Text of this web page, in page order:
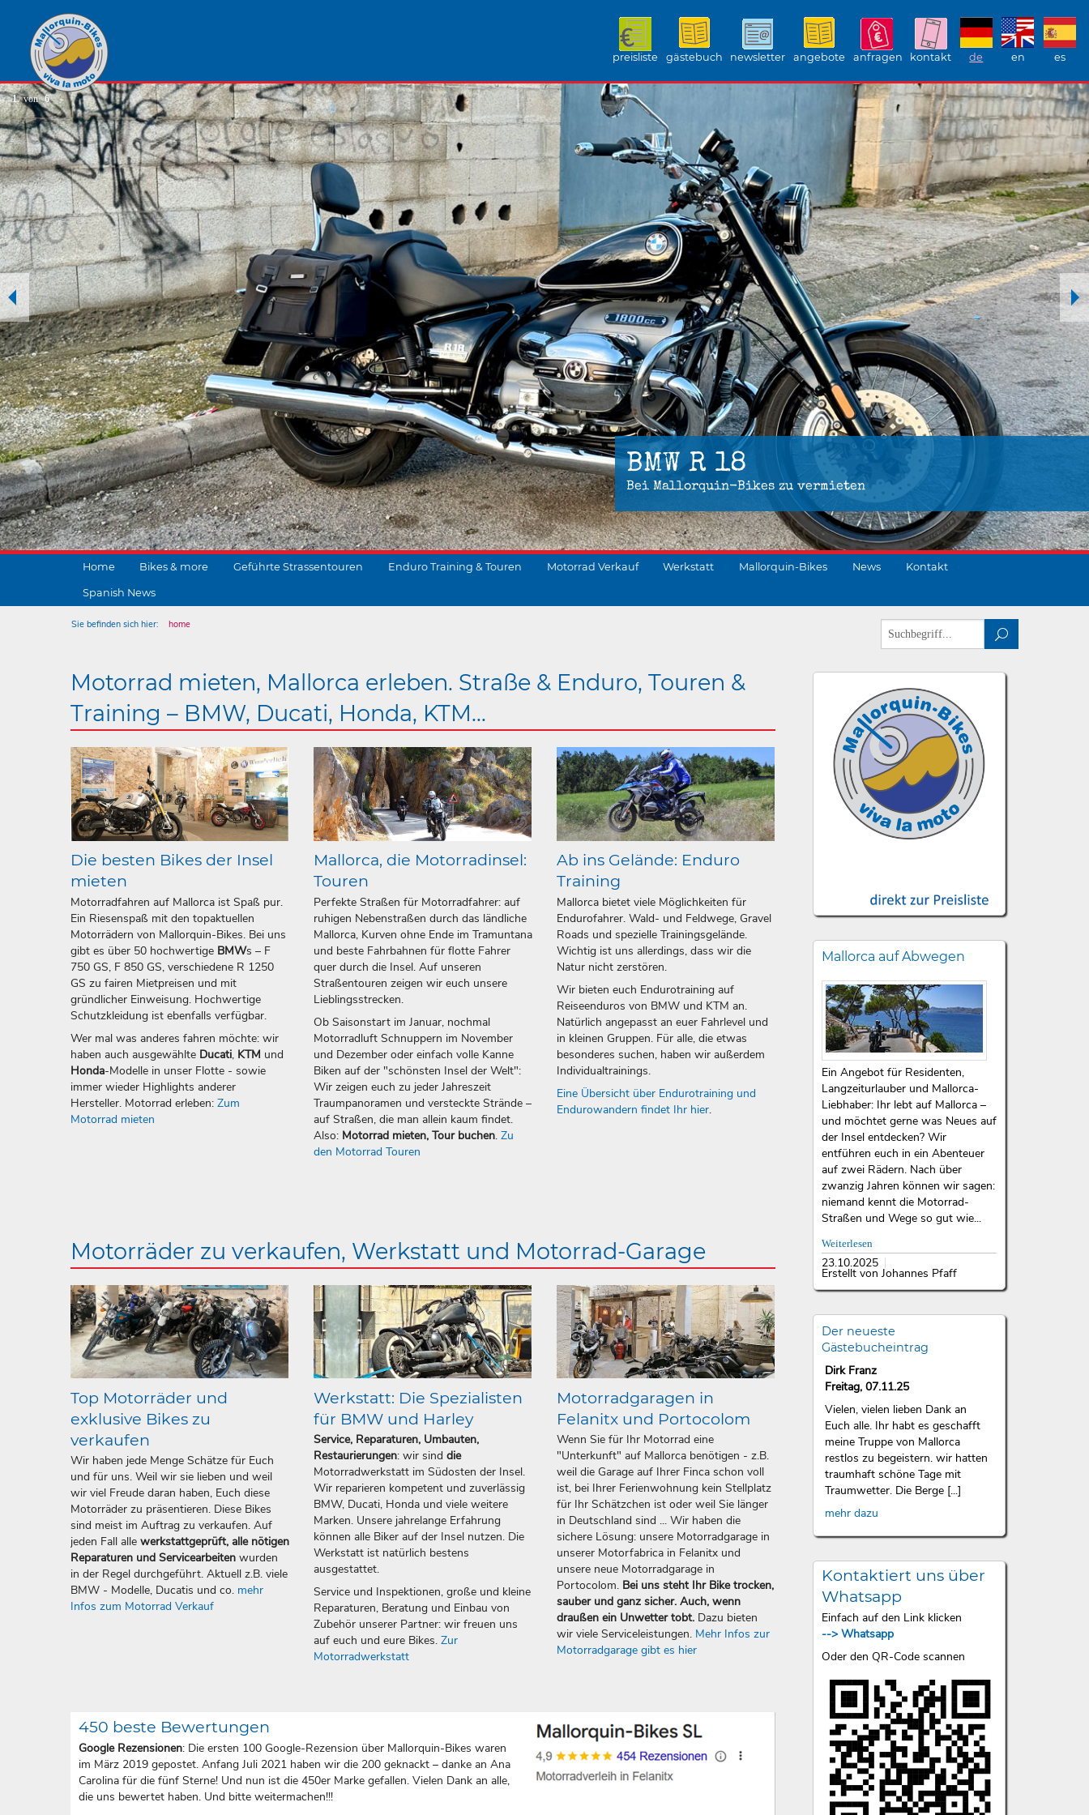
preisliste gästebuch newsletter angebote anfragen kontakt de en es
BMW R 18
Bei Mallorquin-Bikes zu vermieten
1 von 6
Home Bikes & more Geführte Strassentouren Enduro Training & Touren Motorrad Verkauf Werkstatt Mallorquin-Bikes News Kontakt
Spanish News
Sie befinden sich hier:
home
Mallorca auf Abwegen
Ein Angebot für Residenten,
Langzeiturlauber und Mallorca-
Liebhaber: Ihr lebt auf Mallorca –
und möchtet gerne was Neues auf
der Insel entdecken? Wir
entführen euch in ein Abenteuer
auf zwei Rädern. Nach über
zwanzig Jahren können wir sagen:
niemand kennt die Motorrad-
Straßen und Wege so gut wie...
Weiterlesen
23.10.2025
Erstellt von Johannes Pfaff
Der neueste
Gästebucheintrag
Dirk Franz
Freitag, 07.11.25
Vielen, vielen lieben Dank an
Euch alle. Ihr habt es geschafft
meine Truppe von Mallorca
restlos zu begeistern. wir hatten
traumhaft schöne Tage mit
Traumwetter. Die Berge [...]
mehr dazu
Kontaktiert uns über
Whatsapp
Einfach auf den Link klicken
--> Whatsapp
Oder den QR-Code scannen
Motorrad mieten, Mallorca erleben. Straße & Enduro, Touren &
Training – BMW, Ducati, Honda, KTM...
Die besten Bikes der Insel
mieten
Motorradfahren auf Mallorca ist Spaß pur.
Ein Riesenspaß mit den topaktuellen
Motorrädern von Mallorquin-Bikes. Bei uns
gibt es über 50 hochwertige BMWs – F
750 GS, F 850 GS, verschiedene R 1250
GS zu fairen Mietpreisen und mit
gründlicher Einweisung. Hochwertige
Schutzkleidung ist ebenfalls verfügbar.
Wer mal was anderes fahren möchte: wir
haben auch ausgewählte Ducati, KTM und
Honda-Modelle in unser Flotte - sowie
immer wieder Highlights anderer
Hersteller. Motorrad erleben: Zum
Motorrad mieten
Mallorca, die Motorradinsel:
Touren
Perfekte Straßen für Motorradfahrer: auf
ruhigen Nebenstraßen durch das ländliche
Mallorca, Kurven ohne Ende im Tramuntana
und beste Fahrbahnen für flotte Fahrer
quer durch die Insel. Auf unseren
Straßentouren zeigen wir euch unsere
Lieblingsstrecken.
Ob Saisonstart im Januar, nochmal
Motorradluft Schnuppern im November
und Dezember oder einfach volle Kanne
Biken auf der "schönsten Insel der Welt":
Wir zeigen euch zu jeder Jahreszeit
Traumpanoramen und versteckte Strände –
auf Straßen, die man allein kaum findet.
Also: Motorrad mieten, Tour buchen.Zu
den Motorrad Touren
Ab ins Gelände: Enduro
Training
Mallorca bietet viele Möglichkeiten für
Endurofahrer. Wald- und Feldwege, Gravel
Roads und spezielle Trainingsgelände.
Wichtig ist uns allerdings, dass wir die
Natur nicht zerstören.
Wir bieten euch Endurotraining auf
Reiseenduros von BMW und KTM an.
Natürlich angepasst an euer Fahrlevel und
in kleinen Gruppen. Für alle, die etwas
besonderes suchen, haben wir außerdem
Individualtrainings.
Eine Übersicht über Endurotraining und
Endurowandern findet Ihr hier.
Motorräder zu verkaufen, Werkstatt und Motorrad-Garage
Top Motorräder und
exklusive Bikes zu
verkaufen
Wir haben jede Menge Schätze für Euch
und für uns. Weil wir sie lieben und weil
wir viel Freude daran haben, Euch diese
Motorräder zu präsentieren. Diese Bikes
sind meist im Auftrag zu verkaufen. Auf
jeden Fall alle werkstattgeprüft, alle nötigen
Reparaturen und Servicearbeiten wurden
in der Regel durchgeführt. Aktuell z.B. viele
BMW - Modelle, Ducatis und co. mehr
Infos zum Motorrad Verkauf
Werkstatt: Die Spezialisten
für BMW und Harley
Service, Reparaturen, Umbauten,
Restaurierungen: wir sinddie
Motorradwerkstatt im Südosten der Insel.
Wir reparieren kompetent und zuverlässig
BMW, Ducati, Honda und viele weitere
Marken. Unsere jahrelange Erfahrung
können alle Biker auf der Insel nutzen. Die
Werkstatt ist natürlich bestens
ausgestattet.
Service und Inspektionen, große und kleine
Reparaturen, Beratung und Einbau von
Zubehör unserer Partner: wir freuen uns
auf euch und eure Bikes.Zur
Motorradwerkstatt
Motorradgaragen in
Felanitx und Portocolom
Wenn Sie für Ihr Motorrad eine
"Unterkunft" auf Mallorca benötigen - z.B.
weil die Garage auf Ihrer Finca schon voll
ist, bei Ihrer Ferienwohnung kein Stellplatz
für Ihr Schätzchen ist oder weil Sie länger
in Deutschland sind ... Wir haben die
sichere Lösung: unsere Motorradgarage in
unserer Motorfabrica in Felanitx und
unsere neue Motorradgarage in
Portocolom. Bei uns steht Ihr Bike trocken,
sauber und ganz sicher. Auch, wenn
draußen ein Unwetter tobt. Dazu bieten
wir viele Serviceleistungen. Mehr Infos zur
Motorradgarage gibt es hier
450 beste Bewertungen
Google Rezensionen: Die ersten 100 Google-Rezension über Mallorquin-Bikes waren
im März 2019 gepostet. Anfang Juli 2021 haben wir die 200 geknackt – danke an Ana
Carolina für die fünf Sterne! Und nun ist die 450er Marke gefallen. Vielen Dank an alle,
die uns bewertet haben. Und bitte weitermachen!!!